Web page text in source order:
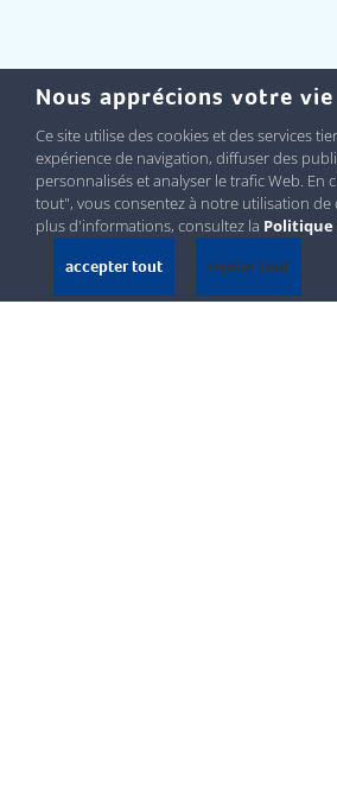
Nous apprécions votre
Ce site utilise des cookies et des services
expérience de navigation, diffuser des
personnalisés et analyser le trafic Web. En
tout", vous consentez à notre utilisation de
plus d'informations, consultez la
accepter tout rejeter tout